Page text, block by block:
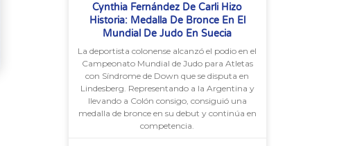
Cynthia Fernández De Carli Hizo
Historia: Medalla De Bronce En El
Mundial De Judo En Suecia
La deportista colonense alcanzó el podio en el
Campeonato Mundial de Judo para Atletas
con Síndrome de Down que se disputa en
Lindesberg. Representando a la Argentina y
llevando a Colón consigo, consiguió una
medalla de bronce en su debut y continúa en
competencia.